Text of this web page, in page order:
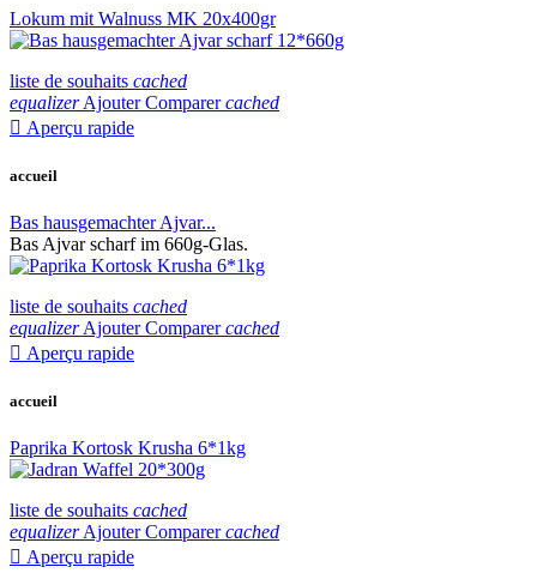
Lokum mit Walnuss MK 20x400gr
liste de souhaits cached
equalizer Ajouter Comparer cached
 Aperçu rapide
accueil
Bas hausgemachter Ajvar...
Bas Ajvar scharf im 660g-Glas.
liste de souhaits cached
equalizer Ajouter Comparer cached
 Aperçu rapide
accueil
Paprika Kortosk Krusha 6*1kg
liste de souhaits cached
equalizer Ajouter Comparer cached
 Aperçu rapide